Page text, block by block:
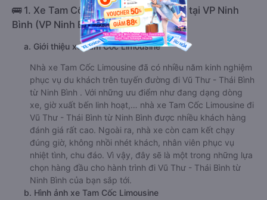
🚌 1. Xe Tam Cốc Limousine khởi hành tại VP Ninh
Bình (VP Ninh Bình)
a. Giới thiệu xe Tam Cốc Limousine
Nhà xe Tam Cốc Limousine đã có nhiều năm kinh nghiệm
phục vụ du khách trên tuyến đường đi Vũ Thư - Thái Bình
từ Ninh Bình . Với những ưu điểm như đang dạng dòng
xe, giờ xuất bến linh hoạt,… nhà xe Tam Cốc Limousine đi
Vũ Thư - Thái Bình từ Ninh Bình được nhiều khách hàng
đánh giá rất cao. Ngoài ra, nhà xe còn cam kết chạy
đúng giờ, không nhồi nhét khách, nhân viên phục vụ
nhiệt tình, chu đáo. Vì vậy, đây sẽ là một trong những lựa
chọn hàng đầu cho hành trình đi Vũ Thư - Thái Bình từ
Ninh Bình của bạn sắp tới.
b. Hình ảnh xe Tam Cốc Limousine